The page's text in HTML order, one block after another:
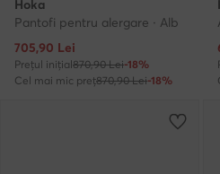
Hoka
Pantofi pentru alergare · Alb
Prețul actual
705,90 Lei
Prețul inițial870,90 Lei-18%
Cel mai mic preț870,90 Lei-18%